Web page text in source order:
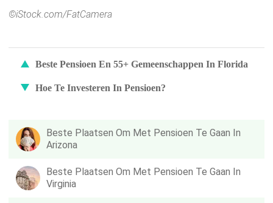
©iStock.com/FatCamera
Beste Pensioen En 55+ Gemeenschappen In Florida
Hoe Te Investeren In Pensioen?
Beste Plaatsen Om Met Pensioen Te Gaan In
Arizona
Beste Plaatsen Om Met Pensioen Te Gaan In
Virginia